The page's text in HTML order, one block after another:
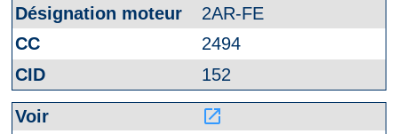
2AR-FE
2494
152
launch